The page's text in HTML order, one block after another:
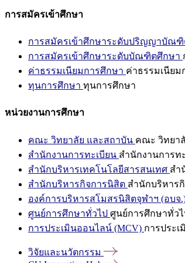
การสมัครเข้าศึกษา
การสมัครเข้าศึกษาระดับปริญญาบัณ
การสมัครเข้าศึกษาระดับบัณฑิตศึกษา
ค่าธรรมเนียมการศึกษา ค่าธรรมเนียม
ทุนการศึกษา ทุนการศึกษา
หน่วยงานการศึกษา
คณะ วิทยาลัย และสถาบัน คณะ วิทยา
สำนักงานการทะเบียน สำนักงานการท
สำนักบริหารเทคโนโลยีสารสนเทศ สำ
สำนักบริหารกิจการนิสิต สำนักบริหาร
องค์การบริหารสโมสรนิสิตจุฬาฯ (อบจ
ศูนย์การศึกษาทั่วไป ศูนย์การศึกษาทั่วไ
การประเมินออนไลน์ (MCV) การประ
วิจัยและนวัตกรรม